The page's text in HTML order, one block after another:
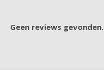
Geen reviews gevonden.